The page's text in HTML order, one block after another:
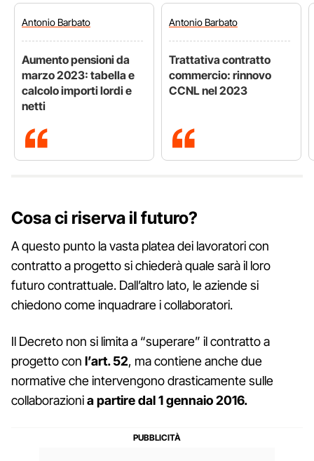
AntonioBarbato
Aumento pensioni da
marzo 2023: tabella e
calcolo importi lordi e
netti
AntonioBarbato
Trattativa contratto
commercio: rinnovo
CCNL nel 2023
Cosa ci riserva il futuro?
A questo punto la vasta platea dei lavoratori con
contratto a progetto si chiederà quale sarà il loro
futuro contrattuale. Dall’altro lato, le aziende si
chiedono come inquadrare i collaboratori.
Il Decreto non si limita a “superare” il contratto a
progetto con l’art. 52, ma contiene anche due
normative che intervengono drasticamente sulle
collaborazionia partire dal 1 gennaio 2016.